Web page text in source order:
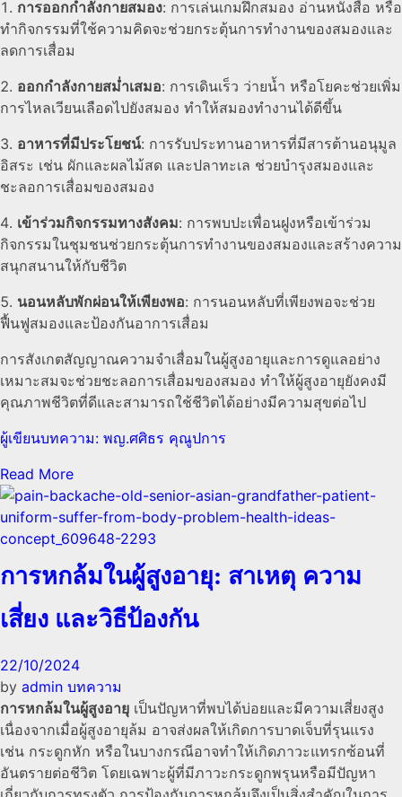
การออกกำลังกายสมอง: การเล่นเกมฝึกสมอง อ่านหนังสือ หรือ
ทำกิจกรรมที่ใช้ความคิดจะช่วยกระตุ้นการทำงานของสมองและ
ลดการเสื่อม
ออกกำลังกายสม่ำเสมอ: การเดินเร็ว ว่ายน้ำ หรือโยคะช่วยเพิ่ม
การไหลเวียนเลือดไปยังสมอง ทำให้สมองทำงานได้ดีขึ้น
อาหารที่มีประโยชน์: การรับประทานอาหารที่มีสารต้านอนุมูล
อิสระ เช่น ผักและผลไม้สด และปลาทะเล ช่วยบำรุงสมองและ
ชะลอการเสื่อมของสมอง
เข้าร่วมกิจกรรมทางสังคม: การพบปะเพื่อนฝูงหรือเข้าร่วม
กิจกรรมในชุมชนช่วยกระตุ้นการทำงานของสมองและสร้างความ
สนุกสนานให้กับชีวิต
นอนหลับพักผ่อนให้เพียงพอ: การนอนหลับที่เพียงพอจะช่วย
ฟื้นฟูสมองและป้องกันอาการเสื่อม
การสังเกตสัญญาณความจำเสื่อมในผู้สูงอายุและการดูแลอย่าง
เหมาะสมจะช่วยชะลอการเสื่อมของสมอง ทำให้ผู้สูงอายุยังคงมี
คุณภาพชีวิตที่ดีและสามารถใช้ชีวิตได้อย่างมีความสุขต่อไป
ผู้เขียนบทความ: พญ.ศศิธร คุณูปการ
Read More
การหกล้มในผู้สูงอายุ: สาเหตุ ความ
เสี่ยง และวิธีป้องกัน
22/10/2024
by admin บทความ
การหกล้มในผู้สูงอายุ เป็นปัญหาที่พบได้บ่อยและมีความเสี่ยงสูง
เนื่องจากเมื่อผู้สูงอายุล้ม อาจส่งผลให้เกิดการบาดเจ็บที่รุนแรง
เช่น กระดูกหัก หรือในบางกรณีอาจทำให้เกิดภาวะแทรกซ้อนที่
อันตรายต่อชีวิต โดยเฉพาะผู้ที่มีภาวะกระดูกพรุนหรือมีปัญหา